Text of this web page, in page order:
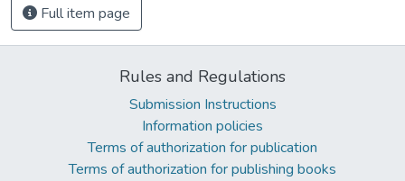
Full item page
Rules and Regulations
Submission Instructions
Information policies
Terms of authorization for publication
Terms of authorization for publishing books